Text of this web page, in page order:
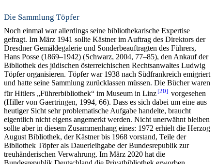
Die Sammlung Töpfer
Noch einmal war allerdings seine bibliothekarische Expertise
gefragt. Im März 1941 sollte Kästner im Auftrag des Direktors der
Dresdner Gemäldegalerie und Sonderbeauftragten des Führers,
Hans Posse (1869–1942) (Schwarz, 2004, 77–85), den Ankauf der
Bibliothek des jüdischen österreichischen Rechtsanwaltes Ludwig
Töpfer organisieren. Töpfer war 1938 nach Südfrankreich emigriert
und hatte seine Sammlung zurücklassen müssen. Die Bücher waren
für Hitlers „Führerbibliothek“ im Museum in Linz 20
vorgesehen
(Hiller von Gaertringen, 1994, 66). Dass es sich dabei um eine aus
heutiger Sicht sehr problematische Aufgabe handelte, braucht
eigentlich nicht eigens angemerkt werden. Nicht unerwähnt bleiben
sollte aber in diesem Zusammenhang eines: 1972 erhielt die Herzog
August Bibliothek, der Kästner bis 1968 vorstand, Teile der
Bibliothek Töpfer als Dauerleihgabe der Bundesrepublik zur
treuhänderischen Verwahrung. Im März 2020 hat die